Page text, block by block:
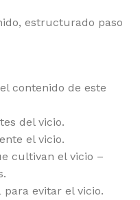
estructurado paso
contenido de este
del vicio.
el vicio.
cultivan el vicio –
para evitar el vicio.